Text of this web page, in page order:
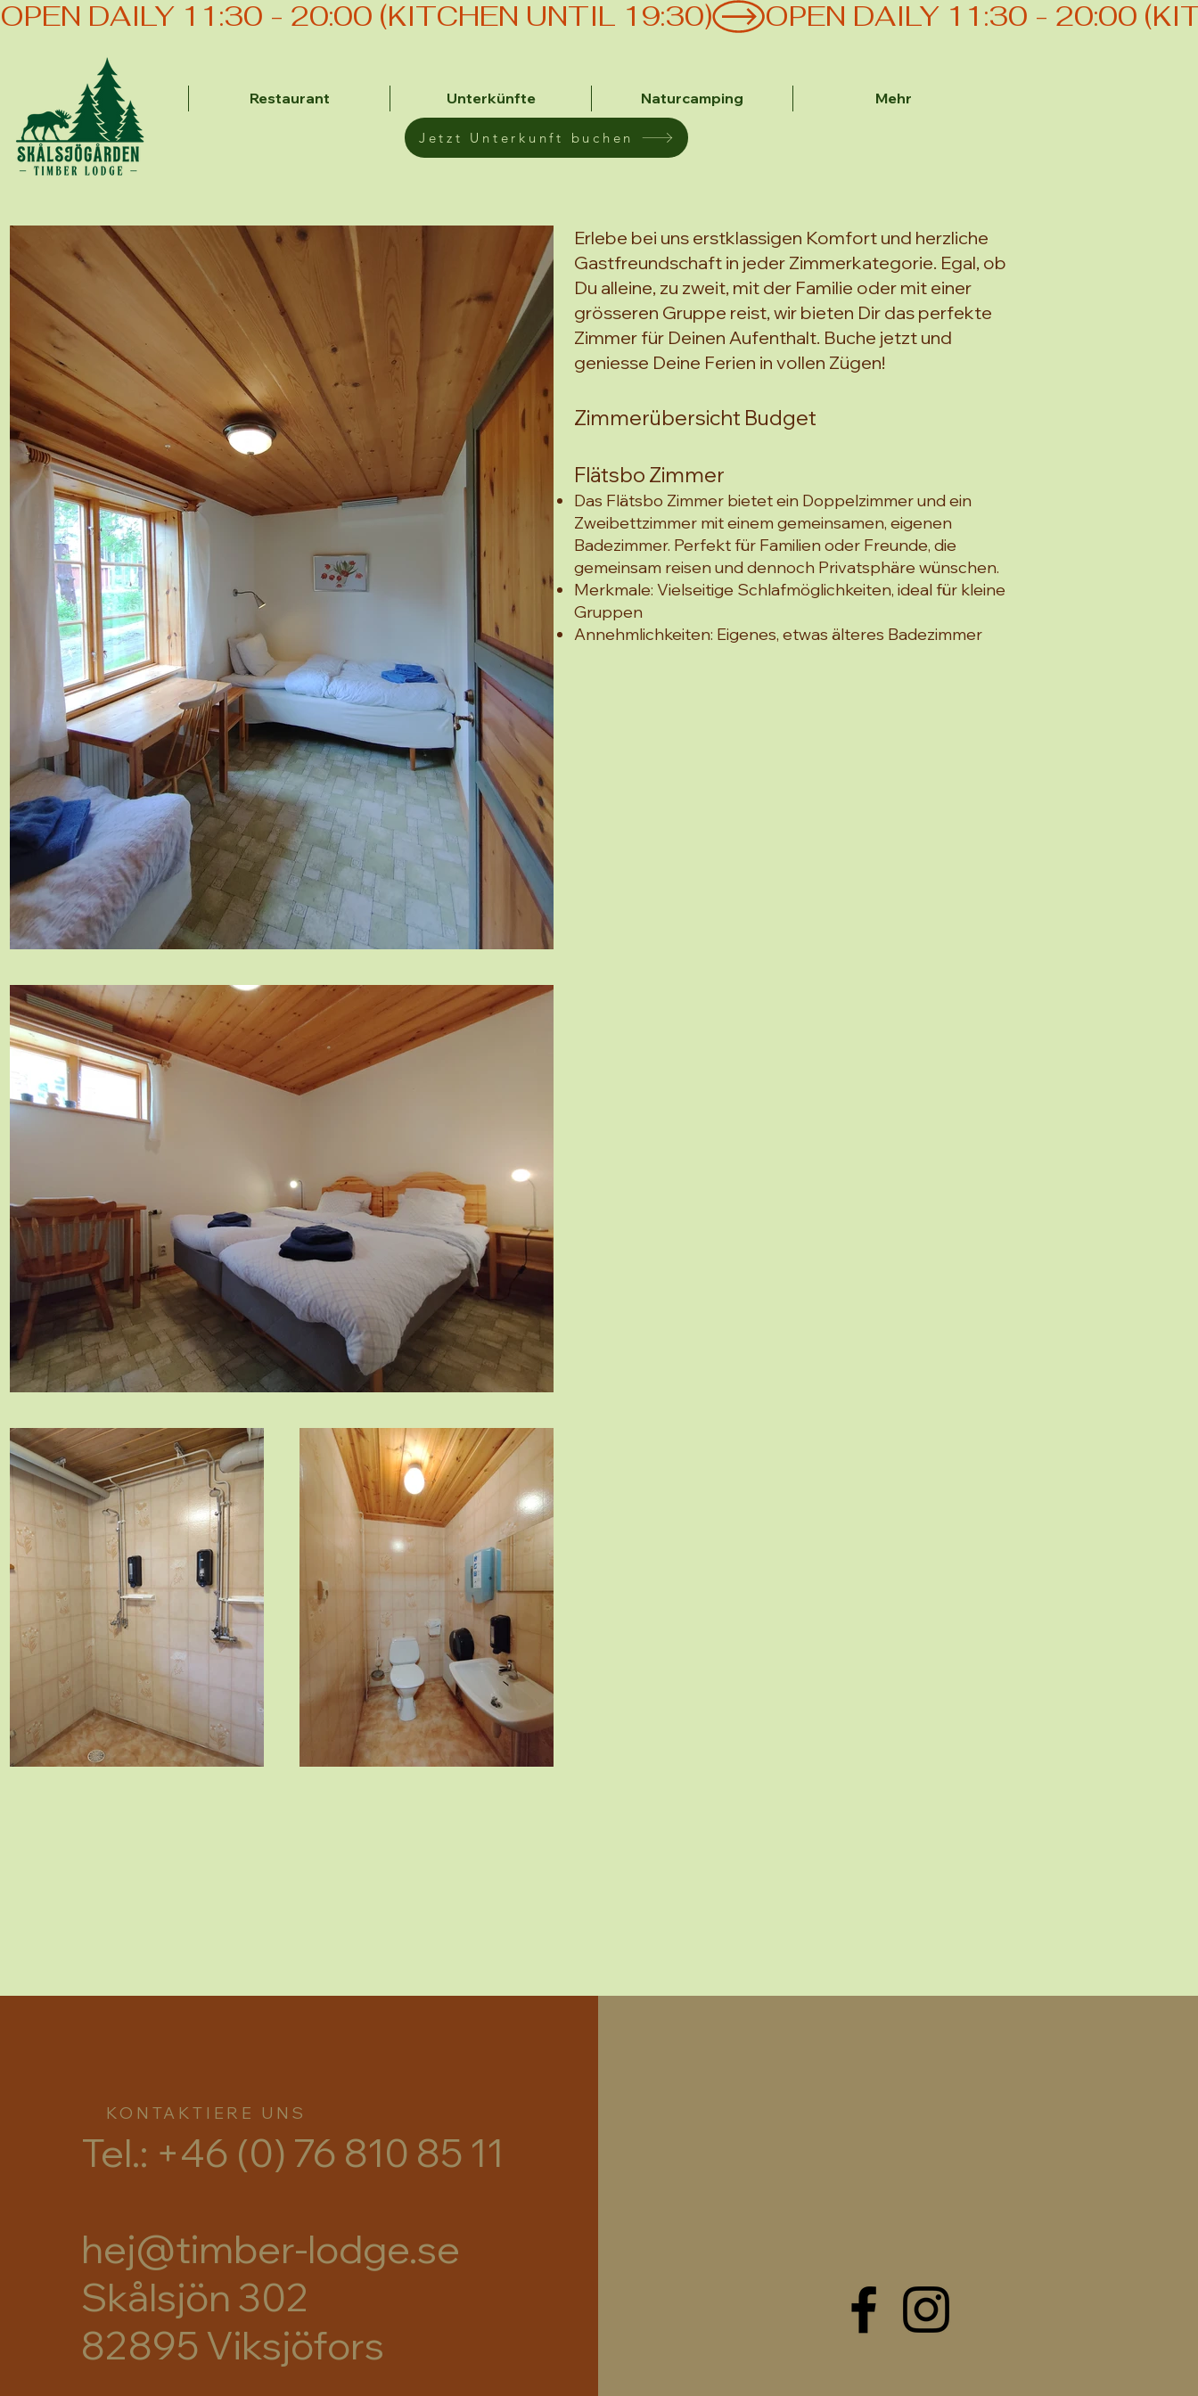
OPEN DAILY 11:30 - 20:00 (KITCHEN UNTIL 19:30)
Restaurant Unterkünfte Naturcamping Mehr
Jetzt Unterkunft buchen
Erlebe bei uns erstklassigen Komfort und herzliche
Gastfreundschaft in jeder Zimmerkategorie. Egal, ob
Du alleine, zu zweit, mit der Familie oder mit einer
grösseren Gruppe reist, wir bieten Dir das perfekte
Zimmer für Deinen Aufenthalt. Buche jetzt und
geniesse Deine Ferien in vollen Zügen!
Zimmerübersicht Budget
Flätsbo Zimmer
Das Flätsbo Zimmer bietet ein Doppelzimmer und ein
Zweibettzimmer mit einem gemeinsamen, eigenen
Badezimmer. Perfekt für Familien oder Freunde, die
gemeinsam reisen und dennoch Privatsphäre wünschen.
Merkmale: Vielseitige Schlafmöglichkeiten, ideal für kleine
Gruppen
Annehmlichkeiten: Eigenes, etwas älteres Badezimmer
KONTAKTIERE UNS
Tel.: +46 (0) 76 810 85 11
hej@timber-lodge.se
Skålsjön 302
82895 Viksjöfors